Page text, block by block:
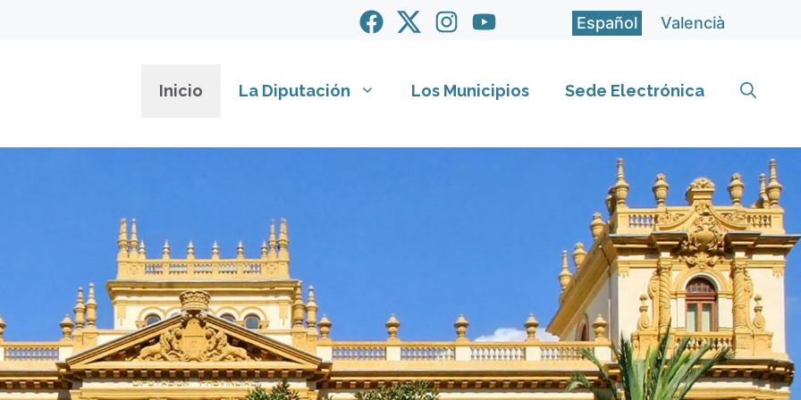
Español Valencià
Inicio La Diputación Los Municipios Sede Electrónica